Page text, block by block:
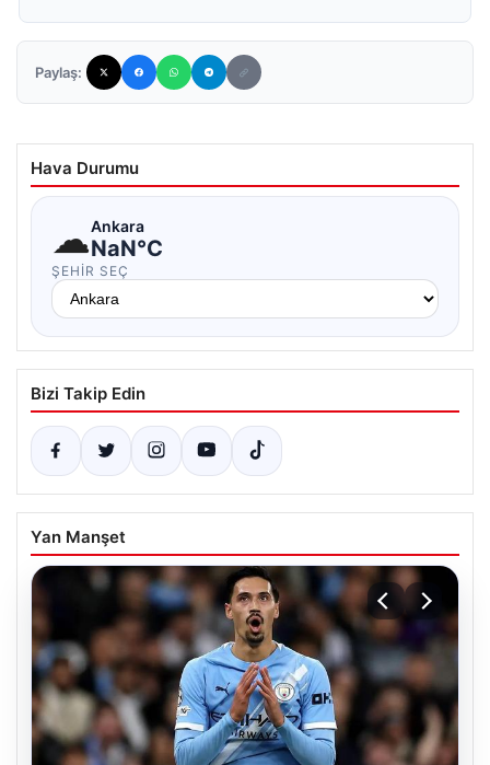
Paylaş:
Hava Durumu
☁Ankara
NaN°C
ŞEHIR SEÇ
Bizi Takip Edin
Yan Manşet